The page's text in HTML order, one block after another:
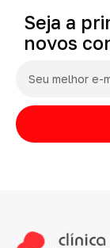
Seja a
novos